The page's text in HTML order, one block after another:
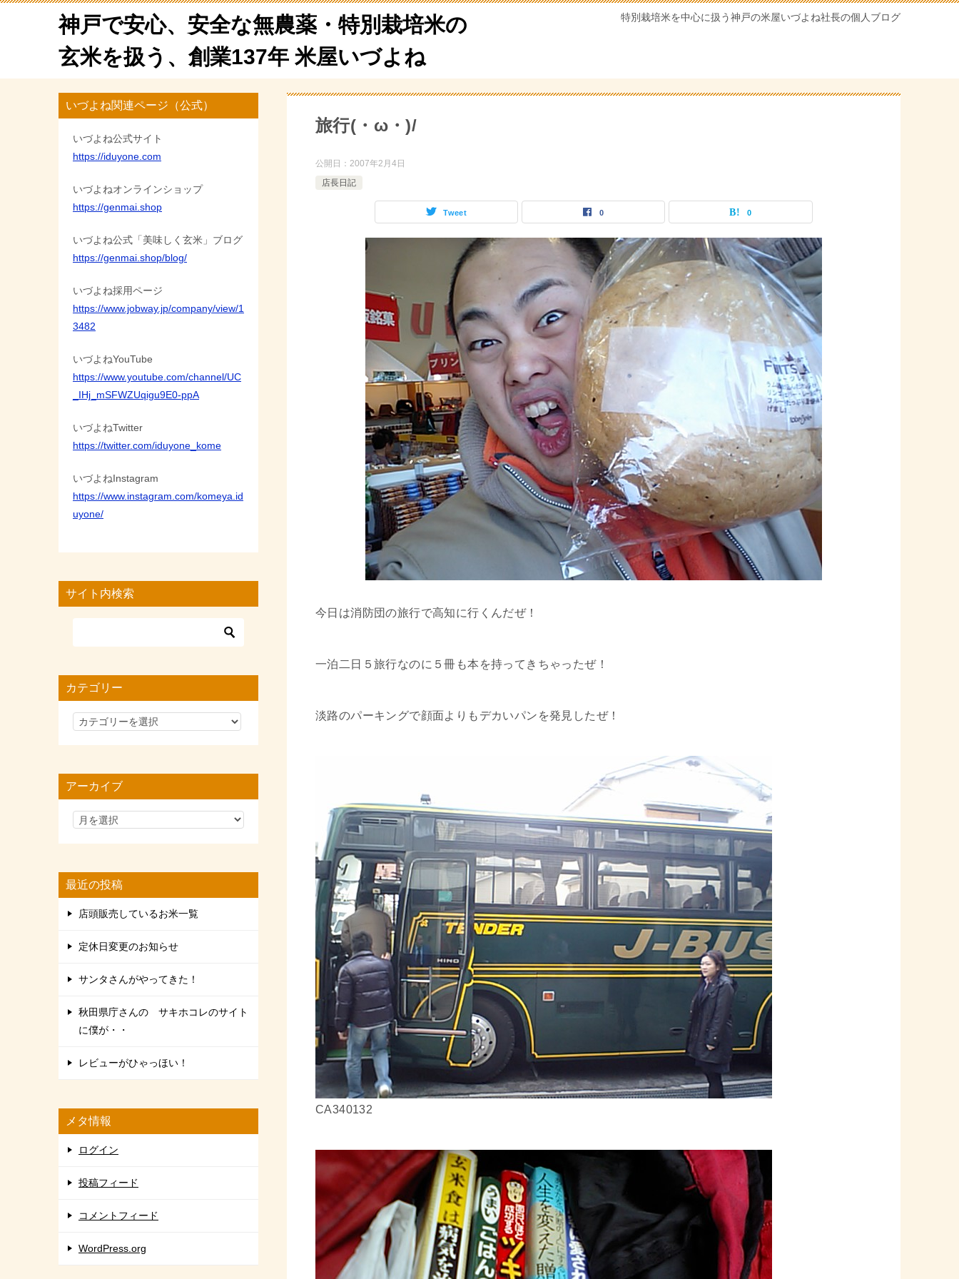
神戸で安心、安全な無農薬・特別栽培米の
玄米を扱う、創業137年 米屋いづよね
特別栽培米を中心に扱う神戸の米屋いづよね社長の個人ブログ
旅行(・ω・)/
公開日： 2007年2月4日
店長日記
Tweet 0 0
今日は消防団の旅行で高知に行くんだぜ！
一泊二日５旅行なのに５冊も本を持ってきちゃったぜ！
淡路のパーキングで顔面よりもデカいパンを発見したぜ！
CA340132
いづよね関連ページ（公式）
いづよね公式サイト
https://iduyone.com
いづよねオンラインショップ
https://genmai.shop
いづよね公式「美味しく玄米」ブログ
https://genmai.shop/blog/
いづよね採用ページ
https://www.jobway.jp/company/view/1
3482
いづよねYouTube
https://www.youtube.com/channel/UC
_IHj_mSFWZUqigu9E0-ppA
いづよねTwitter
https://twitter.com/iduyone_kome
いづよねInstagram
https://www.instagram.com/komeya.id
uyone/
サイト内検索
カテゴリー
カ
リ
アーカイブ
最近の投稿
店頭販売しているお米一覧
定休日変更のお知らせ
サンタさんがやってきた！
秋田県庁さんの サキホコレのサイト
に僕が・・
レビューがひゃっほい！
メタ情報
ログイン
投稿フィード
コメントフィード
WordPress.org